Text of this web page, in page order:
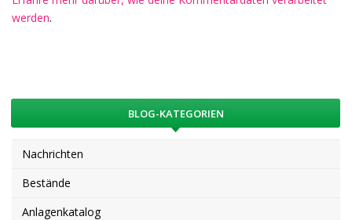
werden.
BLOG-KATEGORIEN
Nachrichten
Bestände
Anlagenkatalog